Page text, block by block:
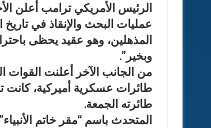
الرئيس الأمريكي ترامب أعلن
عمليات البحث والإنقاذ في تاريخ
المذهلين، وهو عقيد يحظى
وبخير”.
من الجانب الآخر أعلنت القوات
طائرات عسكرية أميركية،
طائرته الجمعة.
المتحدث باسم “مقر خاتم